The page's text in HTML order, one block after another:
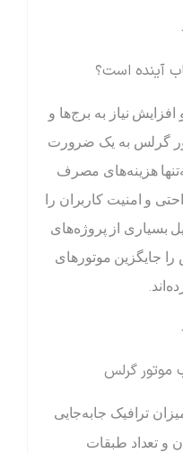
آینده است؟
نیاز به برج‌ها و
گرلس به یک ضرورت
هزینه‌های مصرف
و امنیت کاربران را
بسیاری از پروژه‌های
جایگزین موتورهای
موتور گرلس
ترافیک جابه‌جایی
و تعداد طبقات